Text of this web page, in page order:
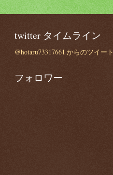
twitter タイムライン
@hotaru73317661 からのツイート
フォロワー